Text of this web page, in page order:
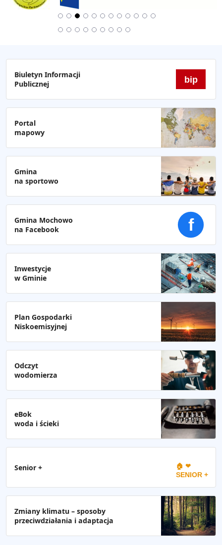
Biuletyn Informacji
Publicznej
bip
Portal
mapowy
Gmina
na sportowo
Gmina Mochowo
na Facebook
f
Inwestycje
w Gminie
Plan Gospodarki
Niskoemisyjnej
Odczyt
wodomierza
eBok
woda i ścieki
Senior + 🏠 ❤
SENIOR +
Zmiany klimatu – sposoby
przeciwdziałania i adaptacja